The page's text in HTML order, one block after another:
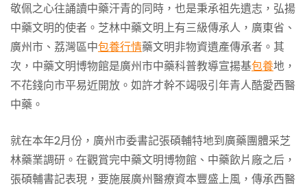
敬佩之心往誦讀中藥汗青的同時，也是秉承祖先遺志，弘揚
中藥文明的使者。芝林中藥文明上有三級傳承人，廣東省、
廣州市、荔灣區中包養行情藥文明非物資遺產傳承者。其
次，中藥文明博物館是廣州市中藥科普教導宣揚基包養地，
不花錢向市平易近開放。如許才幹不竭吸引年青人酷愛西醫
中藥。
就在本年2月份，廣州市委書記張碩輔特地到廣藥團體采芝
林藥業調研。在觀賞完中藥文明博物館、中藥飲片廠之后，
張碩輔書記表現，要施展廣州醫療資本豐盛上風，傳承西醫